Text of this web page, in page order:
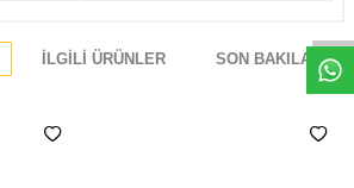
İLGILI ÜRÜNLER SON BAKILANLAR